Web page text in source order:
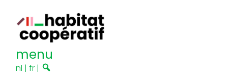
menu
nl | fr |